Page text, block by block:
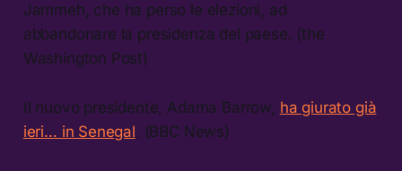
Jammeh, che ha perso le elezioni, ad
abbandonare la presidenza del paese. (the
Washington Post)
Il nuovo presidente, Adama Barrow, ha giurato già
ieri… in Senegal. (BBC News)